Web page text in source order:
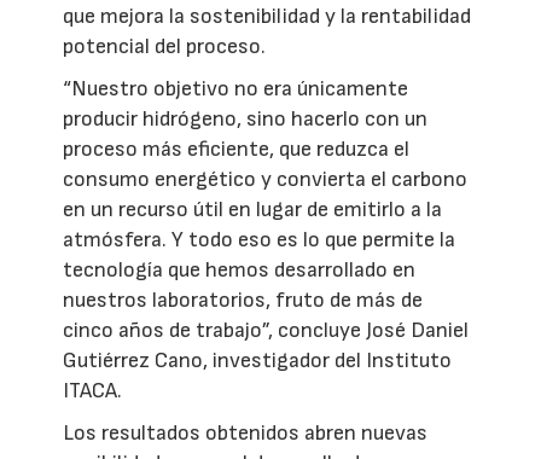
que mejora la sostenibilidad y la rentabilidad
potencial del proceso.
“Nuestro objetivo no era únicamente
producir hidrógeno, sino hacerlo con un
proceso más eficiente, que reduzca el
consumo energético y convierta el carbono
en un recurso útil en lugar de emitirlo a la
atmósfera. Y todo eso es lo que permite la
tecnología que hemos desarrollado en
nuestros laboratorios, fruto de más de
cinco años de trabajo”, concluye José Daniel
Gutiérrez Cano, investigador del Instituto
ITACA.
Los resultados obtenidos abren nuevas